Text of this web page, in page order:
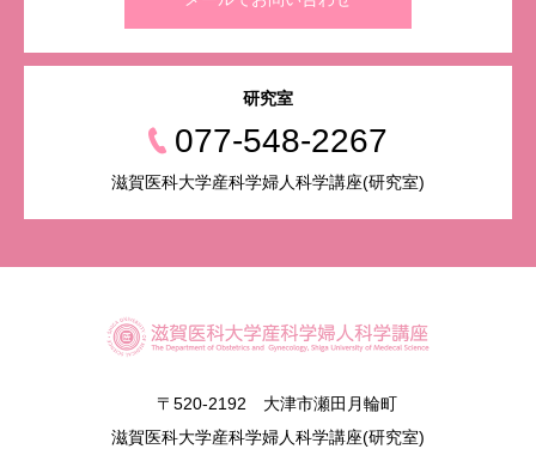
研究室
077-548-2267
滋賀医科大学産科学婦人科学講座(研究室)
〒520-2192 大津市瀬田月輪町
滋賀医科大学産科学婦人科学講座(研究室)